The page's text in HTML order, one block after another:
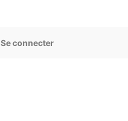
Se connecter